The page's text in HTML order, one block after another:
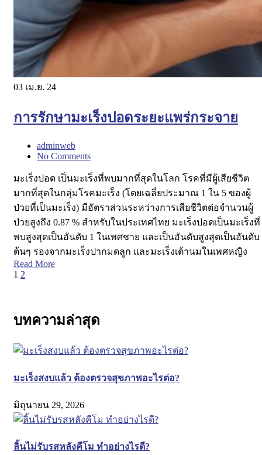
03 เม.ย. 24
การรักษามะเร็งปอดระยะแพร่กระจาย
adminweb
No Comments
มะเร็งปอด เป็นมะเร็งที่พบมากที่สุดในโลก โรคที่มีผู้เสียชีวิต
มากที่สุดในกลุ่มโรคมะเร็ง (โดยเฉลี่ยประมาณ 1 ใน 5 ของผู้
ป่วยที่เป็นมะเร็ง) มีอัตราส่วนระหว่างการเสียชีวิตต่อจำนวนผู้
ป่วยสูงถึง 0.87 % สำหรับในประเทศไทย มะเร็งปอดเป็นมะเร็งที่
พบสูงสุดเป็นอันดับ 1 ในเพศชาย และเป็นอันดับสูงสุดเป็นอันดับ
ต้นๆ รองจากมะเร็งปากมดลูก และมะเร็งเต้านมในเพศหญิง
Read More
1 2
บทความล่าสุด
มะเร็งสงบแล้ว ต้องตรวจสุขภาพอะไรต่อ?
มิถุนายน 29, 2026
ลิ้นไม่รับรสหลังคีโม ทำอย่างไรดี?